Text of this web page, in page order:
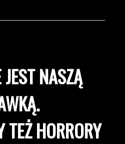
NASZĄ
TEŻ HORRORY